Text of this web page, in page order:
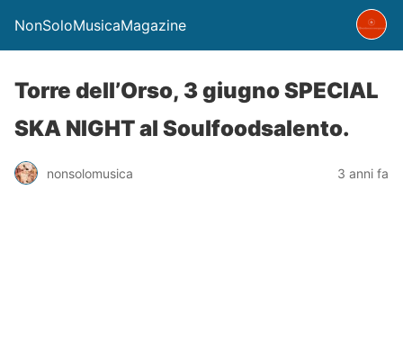
NonSoloMusicaMagazine
Torre dell’Orso, 3 giugno SPECIAL
SKA NIGHT al Soulfoodsalento.
nonsolomusica 3 anni fa